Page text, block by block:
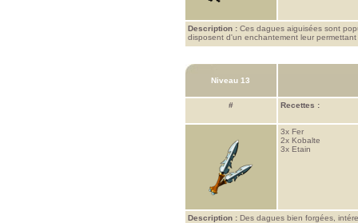
Description : Ces dagues aiguisées sont
disposent d'un enchantement leur
Niveau 13
# Recettes :
3x Fer
2x Kobalte
3x Etain
Description : Des dagues bien forgées,